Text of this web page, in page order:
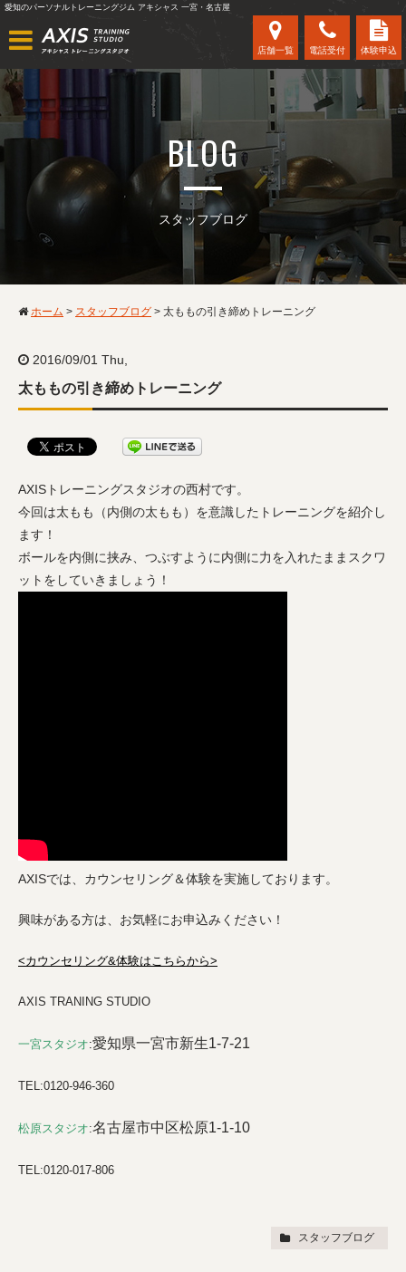
愛知のパーソナルトレーニングジム アキシャス 一宮・名古屋
店舗一覧 電話受付 体験申込
BLOG
スタッフブログ
ホーム > スタッフブログ > 太ももの引き締めトレーニング
2016/09/01 Thu,
太ももの引き締めトレーニング
AXISトレーニングスタジオの西村です。
今回は太もも（内側の太もも）を意識したトレーニングを紹介し
ます！
ボールを内側に挟み、つぶすように内側に力を入れたままスクワ
ットをしていきましょう！
AXISでは、カウンセリング＆体験を実施しております。
興味がある方は、お気軽にお申込みください！
<カウンセリング&体験はこちらから>
AXIS TRANING STUDIO
一宮スタジオ:愛知県一宮市新生1-7-21
TEL:0120-946-360
松原スタジオ:名古屋市中区松原1-1-10
TEL:0120-017-806
スタッフブログ